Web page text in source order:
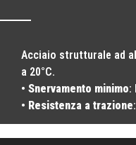
Acciaio strutturale ad
a 20°C.
• Snervamento minimo:
• Resistenza a trazione